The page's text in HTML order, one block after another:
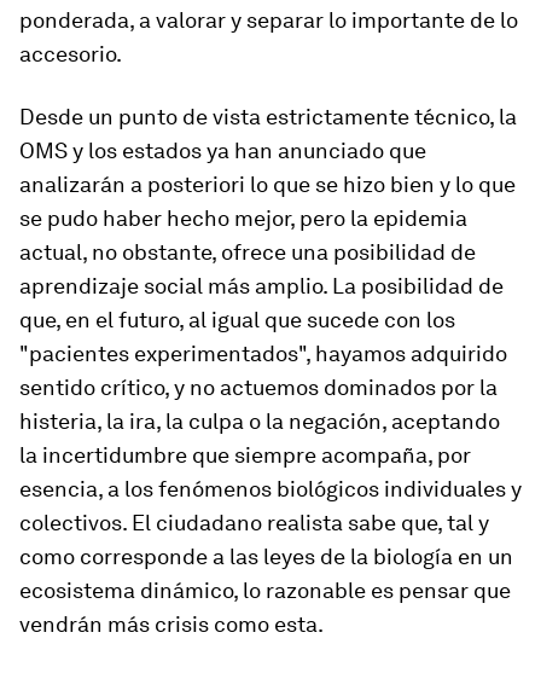
ponderada, a valorar y separar lo importante de lo
accesorio.
Desde un punto de vista estrictamente técnico, la
OMS y los estados ya han anunciado que
analizarán a posteriori lo que se hizo bien y lo que
se pudo haber hecho mejor, pero la epidemia
actual, no obstante, ofrece una posibilidad de
aprendizaje social más amplio. La posibilidad de
que, en el futuro, al igual que sucede con los
"pacientes experimentados", hayamos adquirido
sentido crítico, y no actuemos dominados por la
histeria, la ira, la culpa o la negación, aceptando
la incertidumbre que siempre acompaña, por
esencia, a los fenómenos biológicos individuales y
colectivos. El ciudadano realista sabe que, tal y
como corresponde a las leyes de la biología en un
ecosistema dinámico, lo razonable es pensar que
vendrán más crisis como esta.